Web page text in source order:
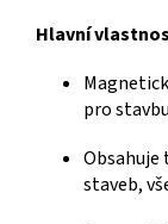
Hlavní
pro
staveb,